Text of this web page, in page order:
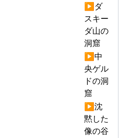
▶ダ
スキー
ダ山の
洞窟
▶中
央ゲル
ドの洞
窟
▶沈
黙した
像の谷